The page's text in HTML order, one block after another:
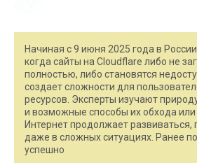
Начиная с 9 июня 2025 года в
когда сайты на Cloudflare либо не
полностью, либо становятся
создает сложности для
ресурсов. Эксперты изучают
и возможные способы их обхода или
Интернет продолжает
даже в сложных ситуациях. Ранее
успешно